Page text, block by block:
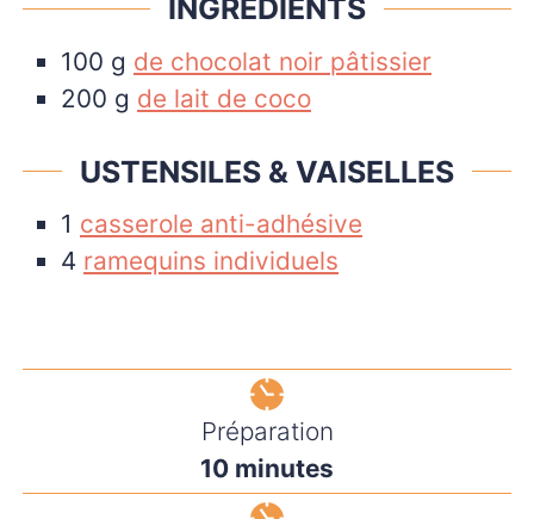
INGRÉDIENTS
100 g de chocolat noir pâtissier
200 g de lait de coco
USTENSILES & VAISELLES
1 casserole anti-adhésive
4 ramequins individuels
Préparation
10minutes
minutes